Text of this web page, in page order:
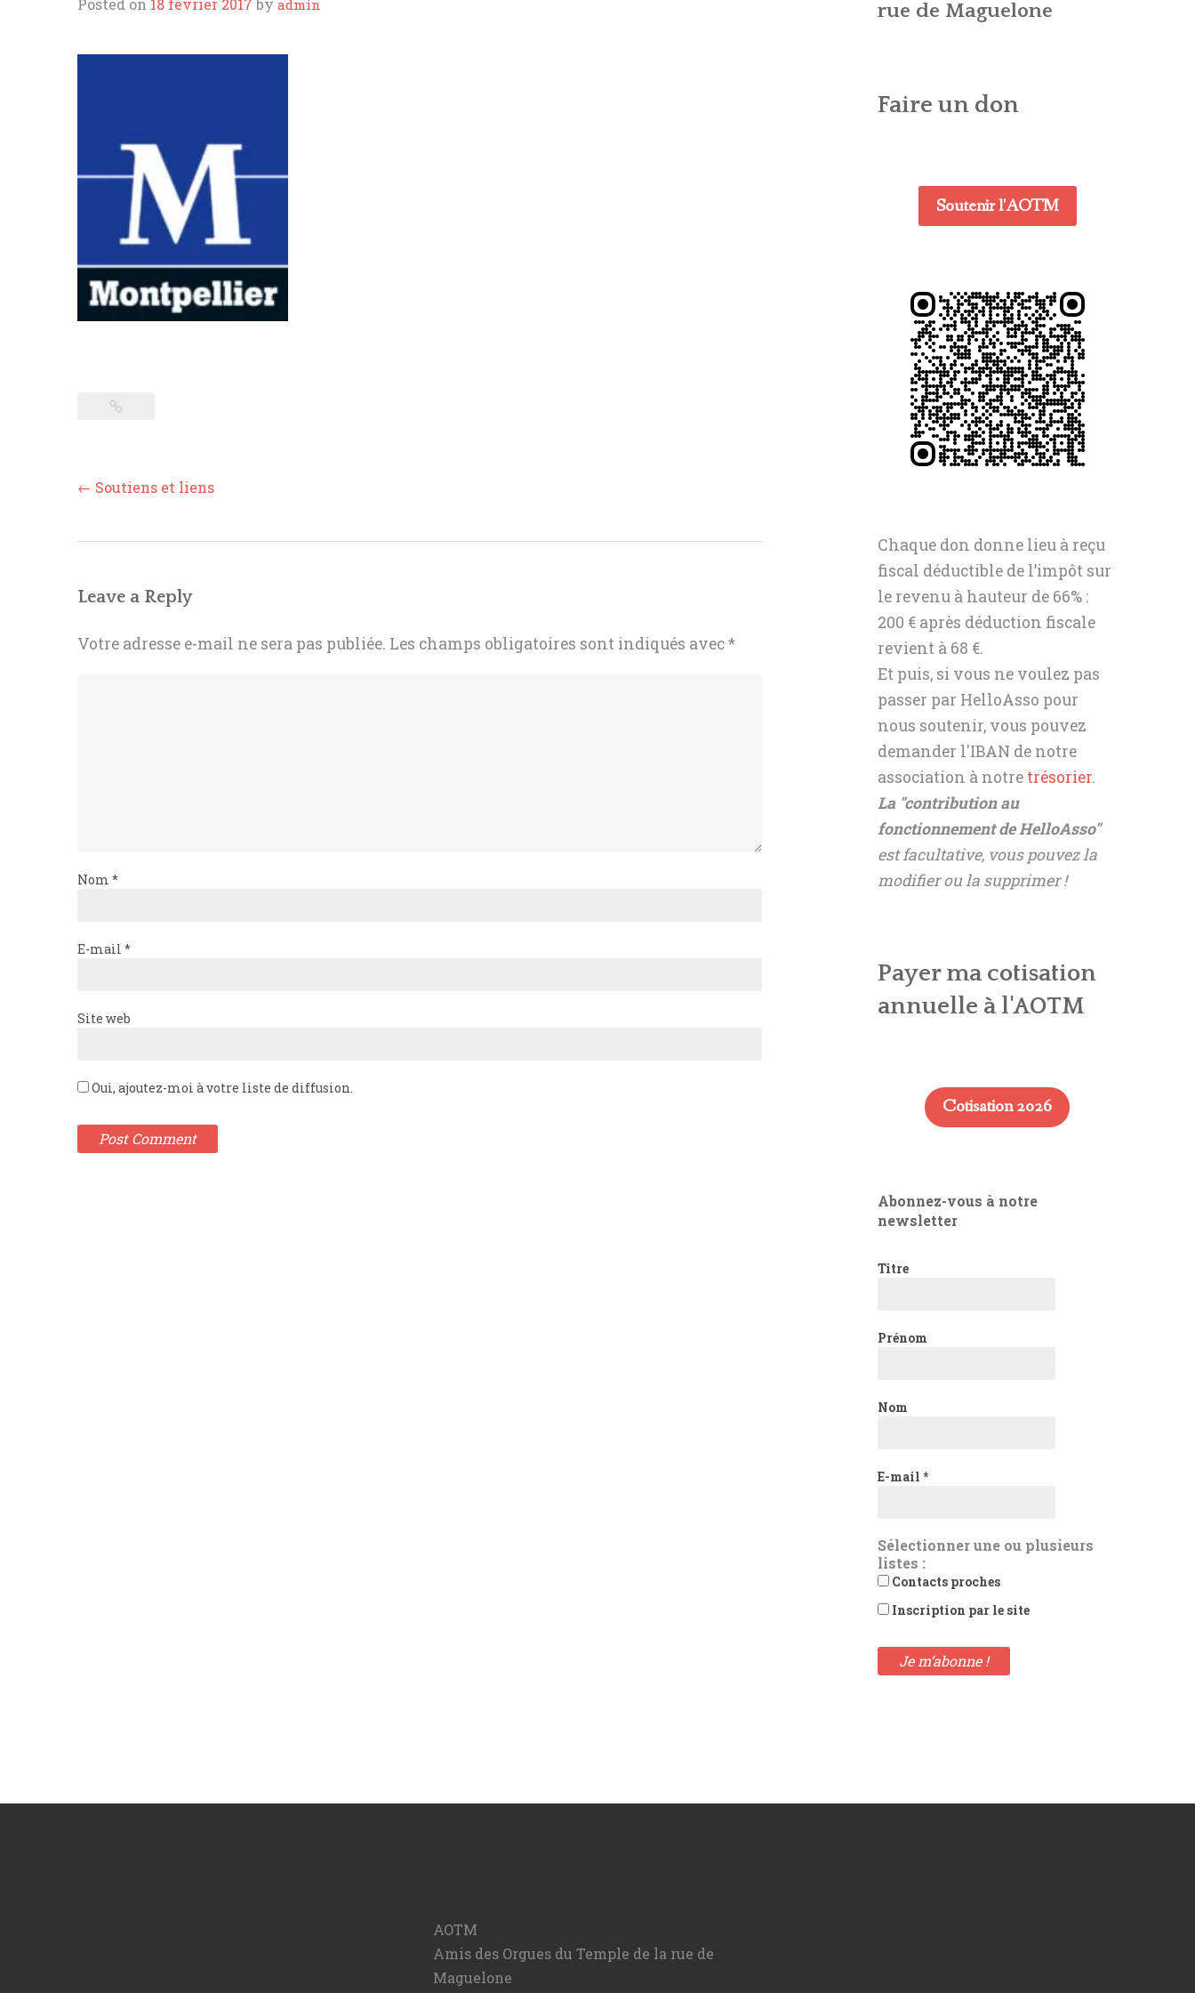
Posted on 18 février 2017by admin
Post
← Soutiens et liens
Leave a Reply
Votre adresse e-mail ne sera pas publiée. Les champs obligatoires sont indiqués avec*
Nom *
E-mail *
Site web
Oui, ajoutez-moi à votre liste de diffusion.
rue de Maguelone
Faire un don
Soutenir l'AOTM
Chaque don donne lieu à reçu
fiscal déductible de l’impôt sur
le revenu à hauteur de 66% :
200 € après déduction fiscale
revient à 68 €.
Et puis, si vous ne voulez pas
passer par HelloAsso pour
nous soutenir, vous pouvez
demander l'IBAN de notre
association à notre trésorier.
La "contribution au
fonctionnement de HelloAsso"
est facultative, vous pouvez la
modifier ou la supprimer !
Payer ma cotisation
annuelle à l'AOTM
Cotisation 2026
Abonnez-vous à notre
newsletter
Titre
Prénom
Nom
E-mail *
Sélectionner une ou plusieurs
listes :
Contacts proches
Inscription par le site
AOTM
Amis des Orgues du Temple de la rue de
Maguelone